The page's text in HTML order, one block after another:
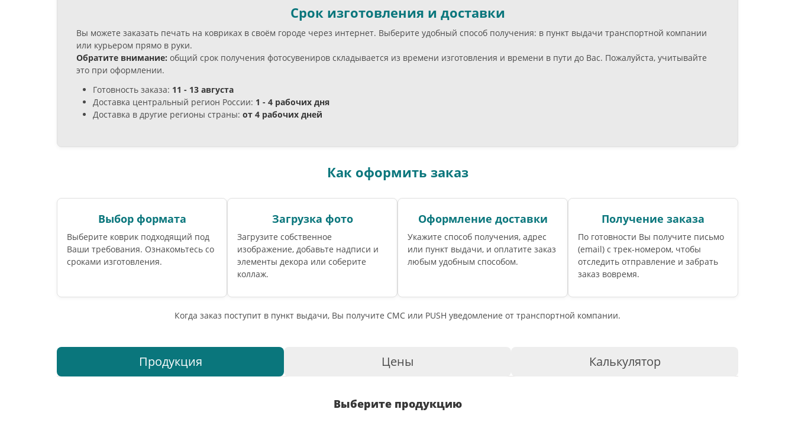
Срок изготовления и доставки
Вы можете заказать печать на ковриках в своём городе через интернет. Выберите удобный способ получения: в пункт выдачи транспортной компании
или курьером прямо в руки.
Обратите внимание: общий срок получения фотосувениров складывается из времени изготовления и времени в пути до Вас. Пожалуйста, учитывайте
это при оформлении.
Готовность заказа: 11 - 13 августа
Доставка центральный регион России: 1 - 4 рабочих дня
Доставка в другие регионы страны: от 4 рабочих дней
Как оформить заказ
Выбор формата
Выберите коврик подходящий под
Ваши требования. Ознакомьтесь со
сроками изготовления.
Загрузка фото
Загрузите собственное
изображение, добавьте надписи и
элементы декора или соберите
коллаж.
Оформление доставки
Укажите способ получения, адрес
или пункт выдачи, и оплатите заказ
любым удобным способом.
Получение заказа
По готовности Вы получите письмо
(email) c трек-номером, чтобы
отследить отправление и забрать
заказ вовремя.
Когда заказ поступит в пункт выдачи, Вы получите СМС или PUSH уведомление от транспортной компании.
Продукция Цены Калькулятор
Выберите продукцию